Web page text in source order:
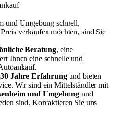
und Umgebung schnell,
verkaufen möchten, sind Sie
Beratung, eine
Ihnen eine schnelle und
30 Jahre Erfahrung und bieten
Wir sind ein Mittelständler mit
und Umgebung und
sind. Kontaktieren Sie uns